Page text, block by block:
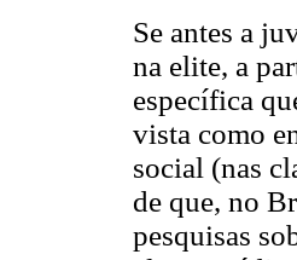
Se antes a
na elite, a
específica
vista como
social (nas
de que, no
pesquisas